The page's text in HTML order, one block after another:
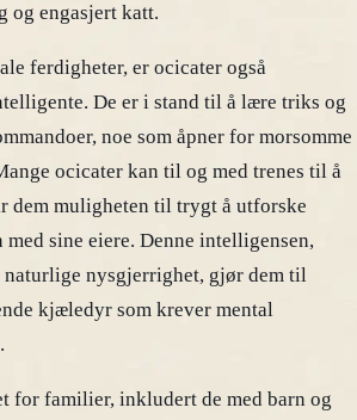
og engasjert katt.
ferdigheter, er ocicater også
De er i stand til å lære triks og
noe som åpner for morsomme
ocicater kan til og med trenes til å
dem muligheten til trygt å utforske
med sine eiere. Denne intelligensen,
naturlige nysgjerrighet, gjør dem til
kjæledyr som krever mental
for familier, inkludert de med barn og